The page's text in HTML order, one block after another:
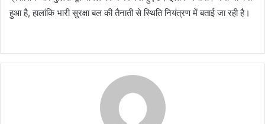
हुआ है, हालांकि भारी सुरक्षा बल की तैनाती से स्थिति नियंत्रण में बताई जा रही है।